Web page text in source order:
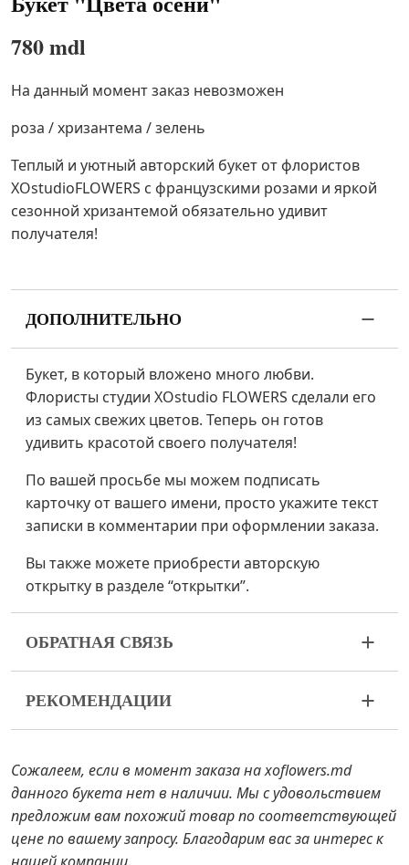
780 mdl
На данный момент заказ невозможен
роза / хризантема / зелень
Теплый и уютный авторский букет от флористов
XOstudioFLOWERS с французскими розами и яркой
сезонной хризантемой обязательно удивит
получателя!
ДОПОЛНИТЕЛЬНО
Букет, в который вложено много любви.
Флористы студии XOstudio FLOWERS сделали его
из самых свежих цветов. Теперь он готов
удивить красотой своего получателя!
По вашей просьбе мы можем подписать
карточку от вашего имени, просто укажите текст
записки в комментарии при оформлении заказа.
Вы также можете приобрести авторскую
открытку в разделе “открытки”.
ОБРАТНАЯ СВЯЗЬ
ваш букет пришел в ненадлежащем виде,
пожалуйста, свяжитесь с нами для решения
В случае если каких-то составляющих букета не
будет в наличии, мы предложим вам варианты
замены на аналоги. Также будьте готовы к тому,
что цветы – это живой материал, поэтому букеты
РЕКОМЕНДАЦИИ
снимите с букета упаковку и подрежьте
стебли ножом или секатором.
Наполните вазу водой примерно на 2/3 и
очистите стебли от листьев, если они
достают до воды.
Сожалеем, если в момент заказа на xoflowers.md
данного букета нет в наличии. Мы с удовольствием
предложим вам похожий товар по соответствующей
цене по вашему запросу. Благодарим вас за интерес к